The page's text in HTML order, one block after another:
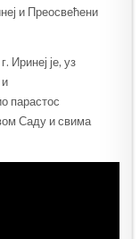
и Преосвећени
Иринеј је, уз
парастос
Саду и свима